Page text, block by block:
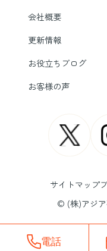
会社概要
更新情報
お役立ちブログ
お客様の声
サイトマップ
© (株)アジ
電話